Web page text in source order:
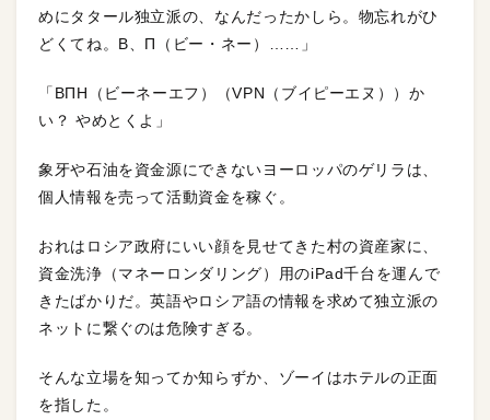
めにタタール独立派の、なんだったかしら。物忘れがひ
どくてね。В、П（ビー・ネー）……」
「ВПН（ビーネーエフ）（VPN（ブイピーエヌ））か
い？ やめとくよ」
象牙や石油を資金源にできないヨーロッパのゲリラは、
個人情報を売って活動資金を稼ぐ。
おれはロシア政府にいい顔を見せてきた村の資産家に、
資金洗浄（マネーロンダリング）用のiPad千台を運んで
きたばかりだ。英語やロシア語の情報を求めて独立派の
ネットに繋ぐのは危険すぎる。
そんな立場を知ってか知らずか、ゾーイはホテルの正面
を指した。